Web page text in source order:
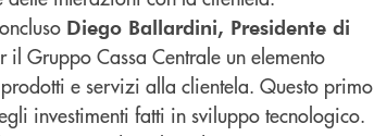
Diego Ballardini, Presidente di
il Gruppo Cassa Centrale un elemento
e servizi alla clientela. Questo primo
investimenti fatti in sviluppo tecnologico.